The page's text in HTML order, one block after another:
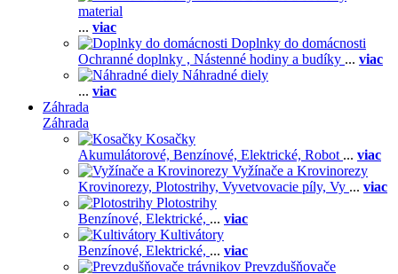
material
... viac
Doplnky do domácnosti
Ochranné doplnky , Nástenné hodiny a budíky ... viac
Náhradné diely
... viac
Záhrada
Záhrada
Kosačky
Akumulátorové, Benzínové, Elektrické, Robot ... viac
Vyžínače a Krovinorezy
Krovinorezy, Plotostrihy, Vyvetvovacie píly, Vy ... viac
Plotostrihy
Benzínové, Elektrické, ... viac
Kultivátory
Benzínové, Elektrické, ... viac
Prevzdušňovače